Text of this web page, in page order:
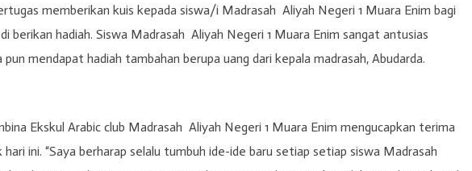
memberikan kuis kepada siswa/i Madrasah Aliyah Negeri 1 Muara Enim bagi
berikan hadiah. Siswa Madrasah Aliyah Negeri 1 Muara Enim sangat antusias
mendapat hadiah tambahan berupa uang dari kepala madrasah, Abudarda.
Ekskul Arabic club Madrasah Aliyah Negeri 1 Muara Enim mengucapkan terima
ini. “Saya berharap selalu tumbuh ide-ide baru setiap setiap siswa Madrasah